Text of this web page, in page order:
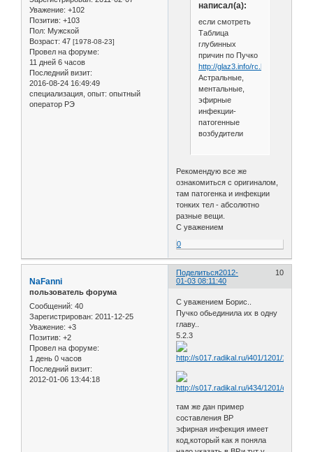
Уважение: +102
Позитив: +103
Пол: Мужской
Возраст: 47 [1978-08-23]
Провел на форуме:
11 дней 6 часов
Последний визит:
2016-08-24 16:49:49
специализация, опыт: опытный
оператор РЭ
написал(а):
если смотреть
Таблица
глубинных
причин по Пучко
http://glaz3.info/rc.html
Астральные,
ментальные,
эфирные
инфекции-
патогенные
возбудители
Рекомендую все же
ознакомиться с оригиналом,
там патогенка и инфекции
тонких тел - абсолютно
разные вещи.
С уважением
0
Поделиться 10
2012-
01-03 08:11:40
NaFanni
пользователь форума
Сообщений: 40
Зарегистрирован: 2011-12-25
Уважение: +3
Позитив: +2
Провел на форуме:
1 день 0 часов
Последний визит:
2012-01-06 13:44:18
С уважением Борис..
Пучко обьединила их в одну
главу..
5.2.3
там же дан пример
составления ВР
эфирная инфекция имеет
код,который как я поняла